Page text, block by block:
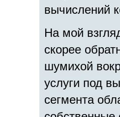
вычислений
На мой
скорее
шумихой
услуги под
сегмента